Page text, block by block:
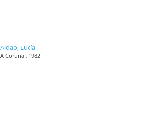
Aldao, Lucía
A Coruña , 1982